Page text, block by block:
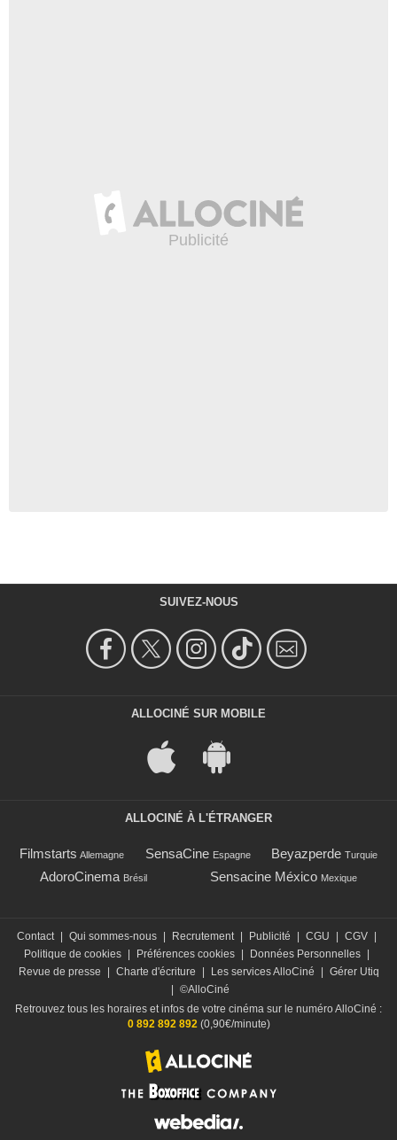
SUIVEZ-NOUS
ALLOCINÉ SUR MOBILE
ALLOCINÉ À L'ÉTRANGER
Filmstarts Allemagne SensaCine Espagne Beyazperde Turquie
AdoroCinema Brésil Sensacine México Mexique
Contact Qui sommes-nous Recrutement Publicité CGU CGV
Politique de cookies
Préférences cookies Données Personnelles
Revue de presse
Charte d'écriture Les services AlloCiné
Gérer Utiq
©AlloCiné
Retrouvez tous les horaires et infos de votre cinéma sur le numéro AlloCiné :
0 892 892 892(0,90€/minute)